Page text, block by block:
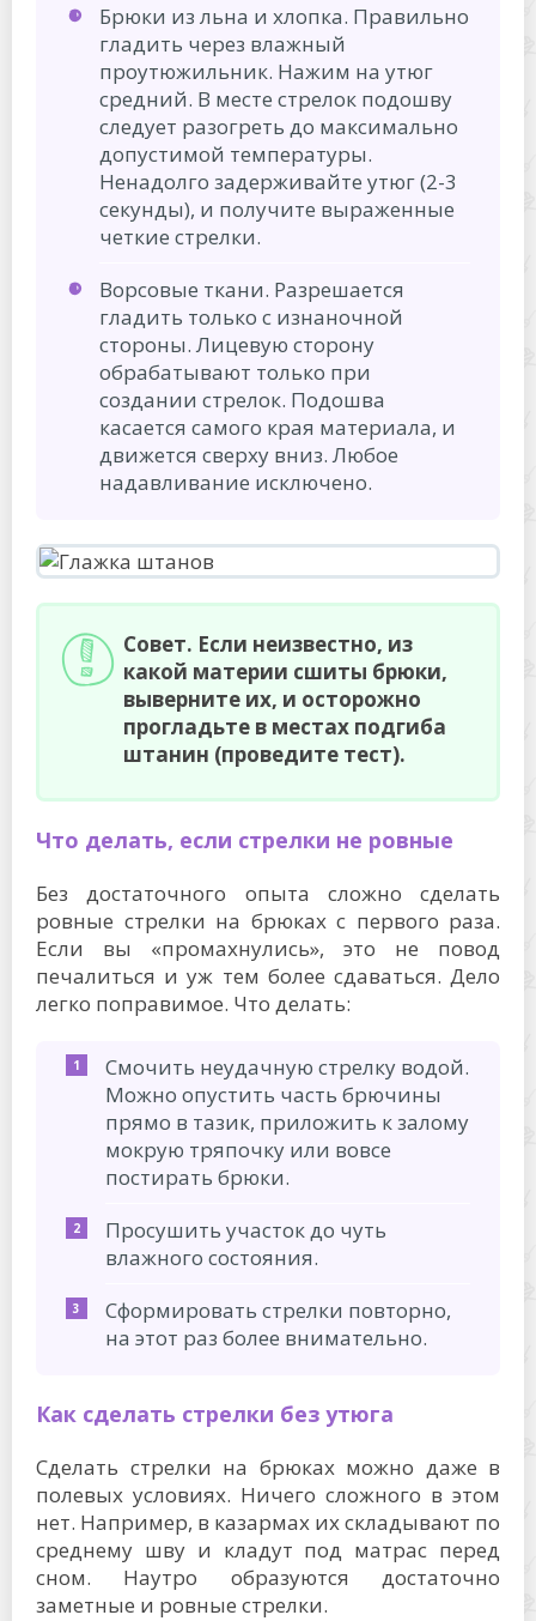
Брюки из льна и хлопка. Правильно
гладить через влажный
проутюжильник. Нажим на утюг
средний. В месте стрелок подошву
следует разогреть до максимально
допустимой температуры.
Ненадолго задерживайте утюг (2-3
секунды), и получите выраженные
четкие стрелки.
Ворсовые ткани. Разрешается
гладить только с изнаночной
стороны. Лицевую сторону
обрабатывают только при
создании стрелок. Подошва
касается самого края материала, и
движется сверху вниз. Любое
надавливание исключено.
Совет. Если неизвестно, из
какой материи сшиты брюки,
выверните их, и осторожно
прогладьте в местах подгиба
штанин (проведите тест).
Что делать, если стрелки не ровные
Без достаточного опыта сложно сделать
ровные стрелки на брюках с первого раза.
Если вы «промахнулись», это не повод
печалиться и уж тем более сдаваться. Дело
легко поправимое. Что делать:
Смочить неудачную стрелку водой.
Можно опустить часть брючины
прямо в тазик, приложить к залому
мокрую тряпочку или вовсе
постирать брюки.
Просушить участок до чуть
влажного состояния.
Сформировать стрелки повторно,
на этот раз более внимательно.
Как сделать стрелки без утюга
Сделать стрелки на брюках можно даже в
полевых условиях. Ничего сложного в этом
нет. Например, в казармах их складывают по
среднему шву и кладут под матрас перед
сном. Наутро образуются достаточно
заметные и ровные стрелки.